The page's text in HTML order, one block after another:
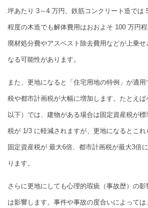
坪あたり 3～4 万円、鉄筋コンクリート造では
程度の木造でも解体費用はおおよそ 100 万円
廃材処分費やアスベスト除去費用などが上乗
なる可能性があります。
また、更地になると「住宅用地の特例」が適
税や都市計画税が大幅に増加します。たとえば
以下）では、建物がある場合は固定資産税が
税が 1/3 に軽減されますが、更地になるとこれ
固定資産税が 最大6倍、都市計画税が最大3倍
ります。
さらに更地にしても心理的瑕疵（事故歴）の
は影響します。事件や事故の度合いによって